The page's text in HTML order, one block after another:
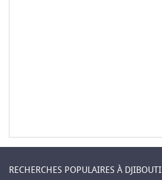
RECHERCHES POPULAIRES À DJIBOUTI